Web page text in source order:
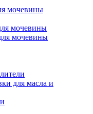
мочевины
мочевины
мочевины
для масла и